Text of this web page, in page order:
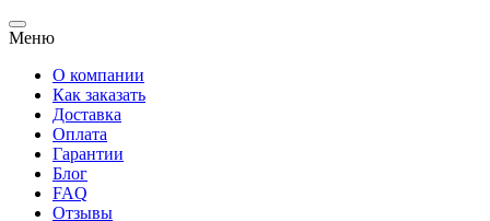
Меню
О компании
Как заказать
Доставка
Оплата
Гарантии
Блог
FAQ
Отзывы